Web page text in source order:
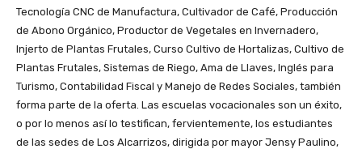
Tecnología CNC de Manufactura, Cultivador de Café, Producción
de Abono Orgánico, Productor de Vegetales en Invernadero,
Injerto de Plantas Frutales, Curso Cultivo de Hortalizas, Cultivo de
Plantas Frutales, Sistemas de Riego, Ama de Llaves, Inglés para
Turismo, Contabilidad Fiscal y Manejo de Redes Sociales, también
forma parte de la oferta. Las escuelas vocacionales son un éxito,
o por lo menos así lo testifican, fervientemente, los estudiantes
de las sedes de Los Alcarrizos, dirigida por mayor Jensy Paulino,